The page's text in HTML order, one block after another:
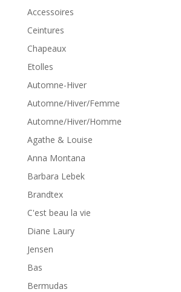
Accessoires
Ceintures
Chapeaux
Etolles
Automne-Hiver
Automne/Hiver/Femme
Automne/Hiver/Homme
Agathe & Louise
Anna Montana
Barbara Lebek
Brandtex
C'est beau la vie
Diane Laury
Jensen
Bas
Bermudas